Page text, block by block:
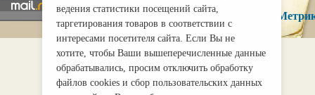
ведения статистики посещений сайта,
таргетирования товаров в соответствии с
интересами посетителя сайта. Если Вы не
хотите, чтобы Ваши вышеперечисленные данные
обрабатывались, просим отключить обработку
файлов cookies и сбор пользовательских данных